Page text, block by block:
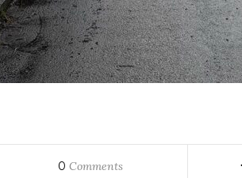
0 Comments